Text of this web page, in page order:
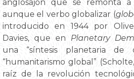
anglosajón que se remonta
aunque el verbo globalizar (
introducido en 1944 por
Davies, que en Planetary
una “síntesis planetaria
“humanitarismo global”
raíz de la revolución